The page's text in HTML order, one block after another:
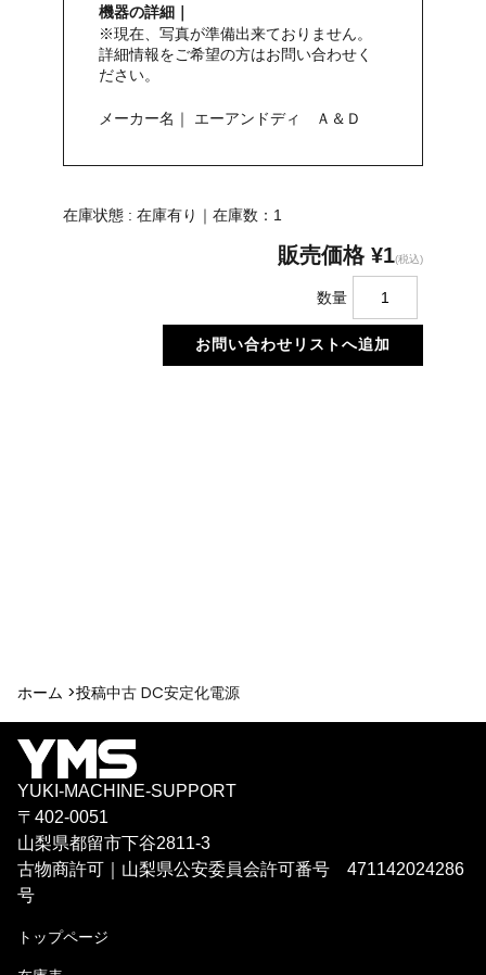
機器の詳細｜
※現在、写真が準備出来ておりません。
詳細情報をご希望の方はお問い合わせく
ださい。
メーカー名｜ エーアンドディ Ａ＆Ｄ
在庫状態 : 在庫有り｜在庫数：1
販売価格 ¥1(税込)
数量
ホーム >投稿中古 DC安定化電源
YUKI-MACHINE-SUPPORT
〒402-0051
山梨県都留市下谷2811-3
古物商許可｜山梨県公安委員会許可番号 471142024286
号
トップページ